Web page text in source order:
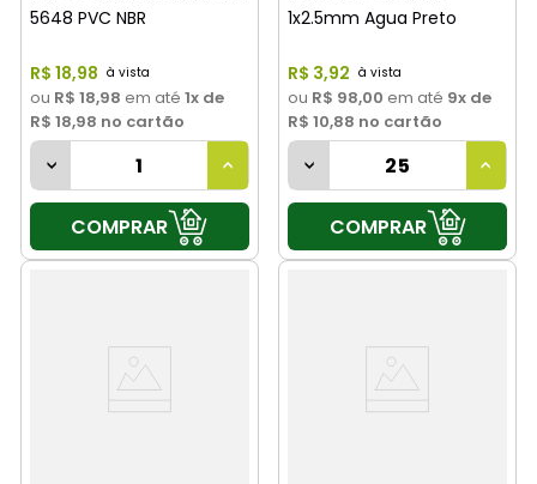
5648 PVC NBR
R$ 18,98
ou R$ 18,98 em até 1x de
R$ 18,98 no cartão
COMPRAR
1x2.5mm Agua Preto
R$ 3,92
ou R$ 98,00 em até 9x de
R$ 10,88 no cartão
COMPRAR